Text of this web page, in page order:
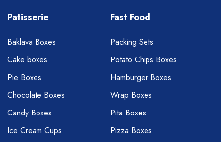
Patisserie
Baklava Boxes
Cake boxes
Pie Boxes
Chocolate Boxes
Candy Boxes
Ice Cream Cups
Fast Food
Packing Sets
Potato Chips Boxes
Hamburger Boxes
Wrap Boxes
Pita Boxes
Pizza Boxes